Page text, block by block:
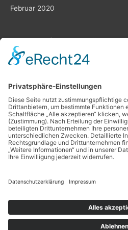
Februar 2020
Planung ist das „A“ und
Datenschutz